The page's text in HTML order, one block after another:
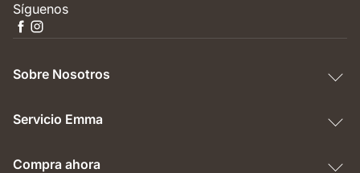
Síguenos
Sobre Nosotros
Servicio Emma
Compra ahora